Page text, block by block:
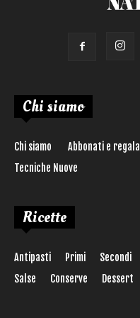
Chi siamo
Chi siamo Abbonati e regala
Tecniche Nuove
Ricette
Antipasti Primi Secondi
Salse
Conserve Dessert